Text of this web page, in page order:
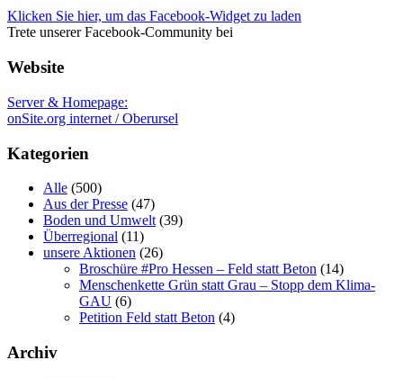
Klicken Sie hier, um das Facebook-Widget zu laden
Trete unserer Facebook-Community bei
Website
Server & Homepage:
onSite.org internet / Oberursel
Kategorien
Alle (500)
Aus der Presse (47)
Boden und Umwelt (39)
Überregional (11)
unsere Aktionen (26)
Broschüre #Pro Hessen – Feld statt Beton (14)
Menschenkette Grün statt Grau – Stopp dem Klima-
GAU (6)
Petition Feld statt Beton (4)
Archiv